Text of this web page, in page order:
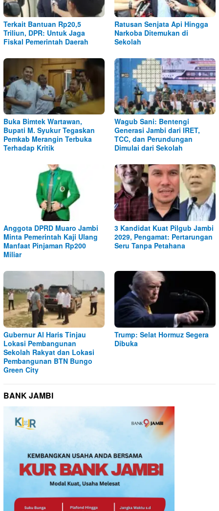
Terkait Bantuan Rp20,5
Triliun, DPR: Untuk Jaga
Fiskal Pemerintah Daerah
Ratusan Senjata Api Hingga
Narkoba Ditemukan di
Sekolah
Buka Bimtek Wartawan,
Bupati M. Syukur Tegaskan
Pemkab Merangin Terbuka
Terhadap Kritik
Wagub Sani: Bentengi
Generasi Jambi dari IRET,
TCC, dan Perundungan
Dimulai dari Sekolah
Anggota DPRD Muaro Jambi
Minta Pemerintah Kaji Ulang
Manfaat Pinjaman Rp200
Miliar
3 Kandidat Kuat Pilgub Jambi
2029, Pengamat: Pertarungan
Seru Tanpa Petahana
Gubernur Al Haris Tinjau
Lokasi Pembangunan
Sekolah Rakyat dan Lokasi
Pembangunan BTN Bungo
Green City
Trump: Selat Hormuz Segera
Dibuka
BANK JAMBI